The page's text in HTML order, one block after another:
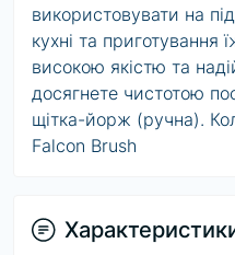
використовувати на
кухні та приготування
високою якістю та
досягнете чистотою
щітка-йорж (ручна).
Falcon Brush